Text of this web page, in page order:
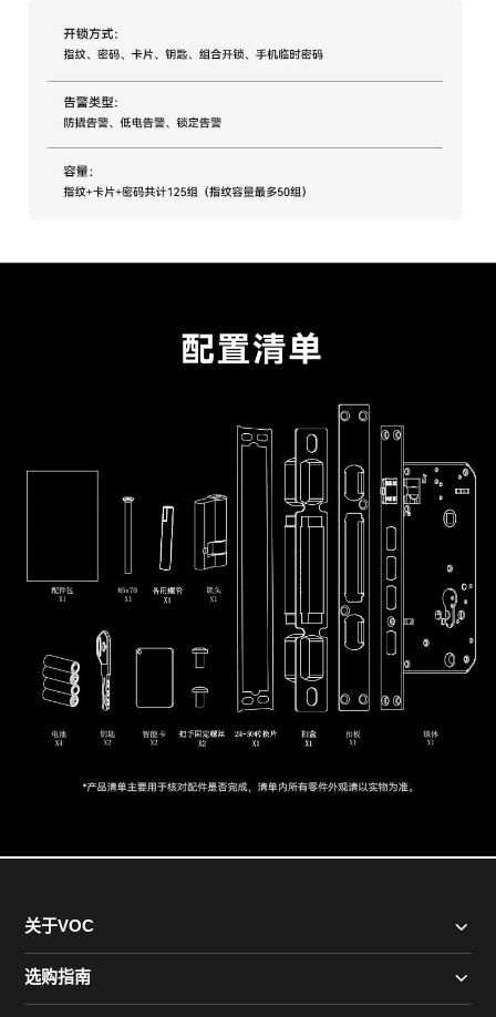
关于VOC
选购指南